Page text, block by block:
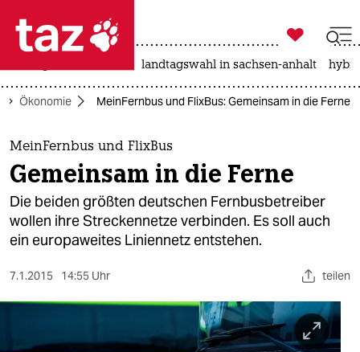
 taz zahl ich
taz zahl ich
themen
politik
öko
gesellschaft

taz zahl ich
landtagswahl in sachsen-anhalt
Ökonomie MeinFernbus und FlixBus: Gemeinsam in die Ferne
MeinFernbus und FlixBus
Gemeinsam in die Ferne
Die beiden größten deutschen Fernbusbetreiber
wollen ihre Streckennetze verbinden. Es soll auch
ein europaweites Liniennetz entstehen.
7.1.2015 14:55 Uhr teilen